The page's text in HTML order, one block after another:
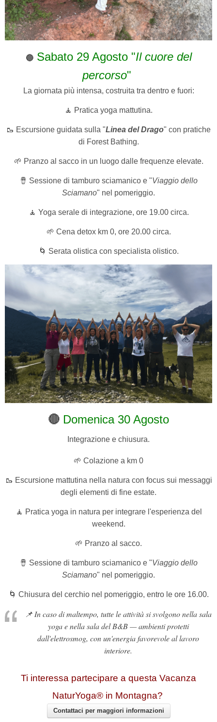
🔵Sabato 29 Agosto "Il cuore del
percorso"
La giornata più intensa, costruita tra dentro e fuori:
🧘 Pratica yoga mattutina.
🥾 Escursione guidata sulla "Linea del Drago" con pratiche
di Forest Bathing.
🌱 Pranzo al sacco in un luogo dalle frequenze elevate.
🪘 Sessione di tamburo sciamanico e "Viaggio dello
Sciamano" nel pomeriggio.
🧘 Yoga serale di integrazione, ore 19.00 circa.
🌱 Cena detox km 0, ore 20.00 circa.
🌀 Serata olistica con specialista olistico.
🔴 Domenica 30 Agosto
Integrazione e chiusura.
🌱 Colazione a km 0
🥾 Escursione mattutina nella natura con focus sui messaggi
degli elementi di fine estate.
🧘 Pratica yoga in natura per integrare l'esperienza del
weekend.
🌱 Pranzo al sacco.
🪘 Sessione di tamburo sciamanico e "Viaggio dello
Sciamano" nel pomeriggio.
🌀 Chiusura del cerchio nel pomeriggio, entro le ore 16.00.
📌 In caso di maltempo, tutte le attività si svolgono nella sala
yoga e nella sala del B&B — ambienti protetti
dall'elettrosmog, con un'energia favorevole al lavoro
interiore.
Ti interessa partecipare a questa Vacanza
NaturYoga® in Montagna?
Contattaci per maggiori informazioni